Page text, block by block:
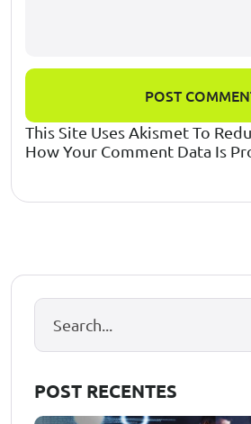
POST
This Site Uses Akismet To
How Your Comment Data Is
POST RECENTES